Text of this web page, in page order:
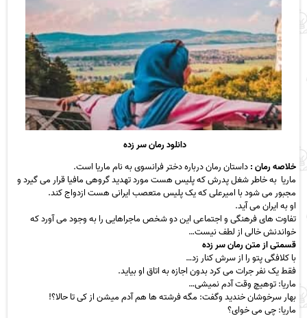
دانلود رمان سر زده
خلاصه‌ رمان :داستان رمان درباره دختر فرانسوی به نام ماریا است.
ماریا به خاطر شغل پدرش که پلیس هست مورد تهدید گروهی مافیا قرار می گیرد و
مجبور می شود با امیرعلی که یک پلیس متعصب ایرانی هست ازدواج کند.
او به ایران می آید.
تفاوت های فرهنگی و اجتماعی این دو شخص ماجراهایی را به وجود می آورد که
خواندنش خالی از لطف نیست…
قسمتی از متن رمان سر زده
با کلافگی پتو را از سرش کنار زد…
فقط یک نفر جرات می کرد بدون اجازه به اتاق او بیاید.
ماریا: توهیچ وقت آدم نمیشی…
بهار سرخوشان خندید وگفت: مگه فرشته ها هم آدم میشن از کی تا حالا؟!
ماریا: چی می خوای؟